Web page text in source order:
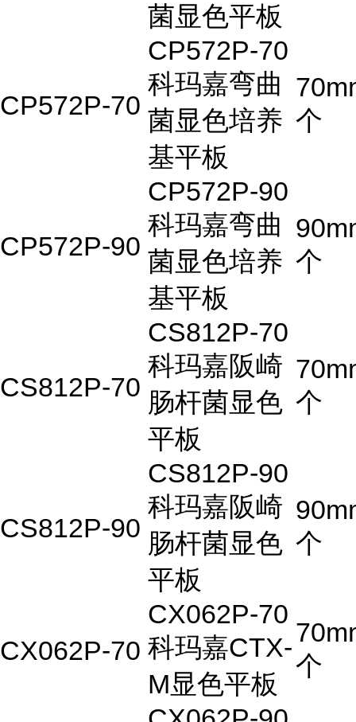
菌显色平板
CP572P-70
CP572P-70
科玛嘉弯曲
菌显色培养
基平板
个
CP572P-90
CP572P-90
科玛嘉弯曲
菌显色培养
基平板
个
CS812P-70
CS812P-70
科玛嘉阪崎
肠杆菌显色
平板
个
CS812P-90
CS812P-90
科玛嘉阪崎
肠杆菌显色
平板
个
CX062P-70
CX062P-70
科玛嘉CTX-
M显色平板
个